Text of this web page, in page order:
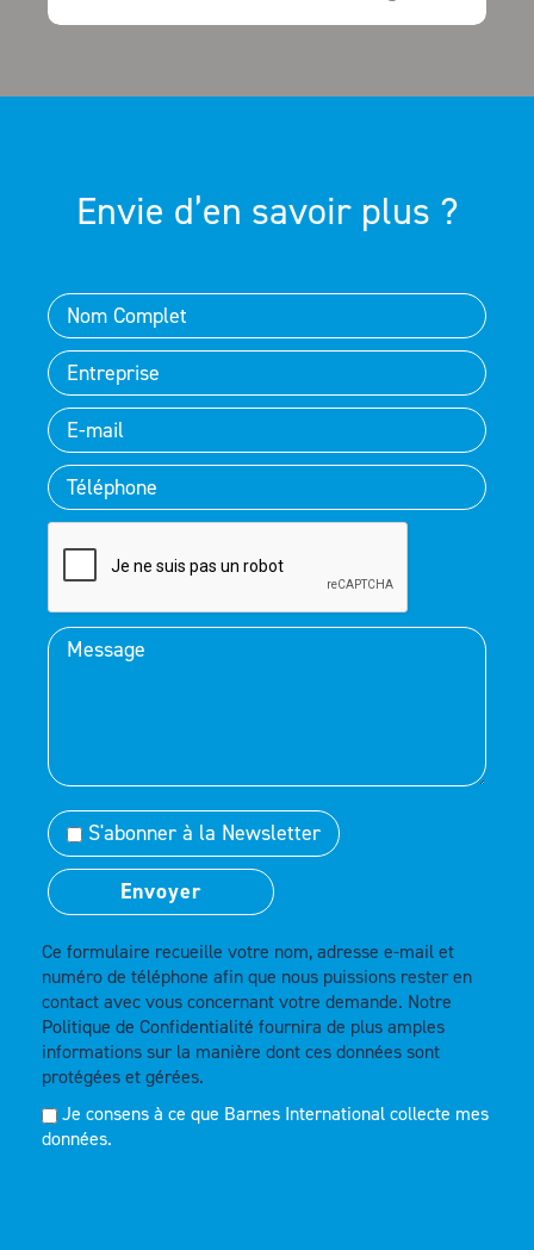
Envie d’en savoir plus ?
S'abonner à la Newsletter
Ce formulaire recueille votre nom, adresse e-mail et
numéro de téléphone afin que nous puissions rester en
contact avec vous concernant votre demande. Notre
Politique de Confidentialité fournira de plus amples
informations sur la manière dont ces données sont
protégées et gérées.
Je consens à ce que Barnes International collecte mes
données.